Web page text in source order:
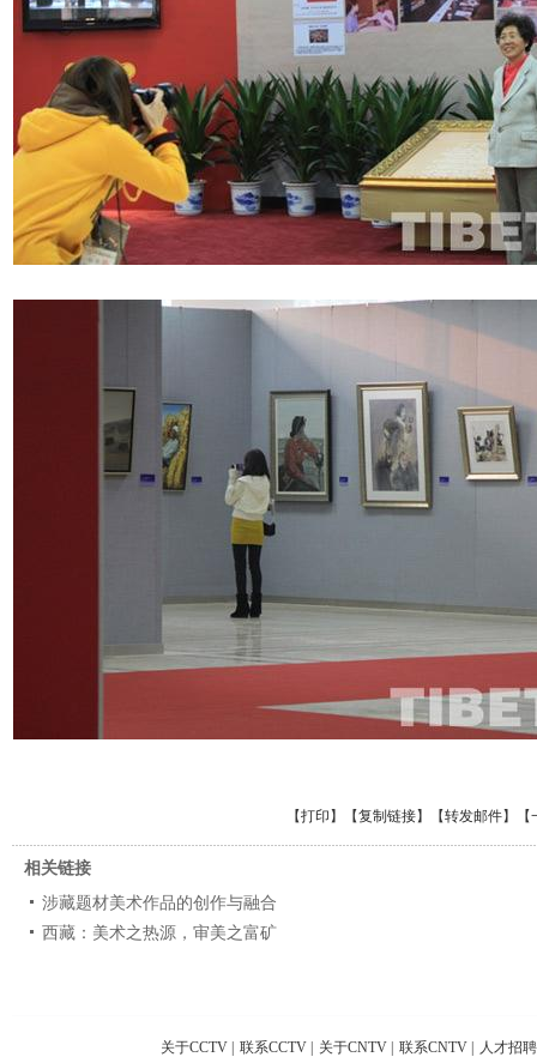
【打印 】【复制链接】【转发邮件】
相关链接
涉藏题材美术作品的创作与融合
西藏：美术之热源，审美之富矿
关于CCTV 联系CCTV 关于CNTV 联系CNTV 人才招聘